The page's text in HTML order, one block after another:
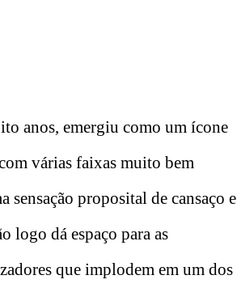
anos, emergiu como um ícone
várias faixas muito bem
sensação proposital de cansaço e
logo dá espaço para as
que implodem em um dos